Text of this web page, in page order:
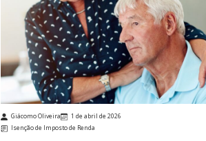
Giácomo Oliveira
1 de abril de 2026
Isenção de Imposto de Renda